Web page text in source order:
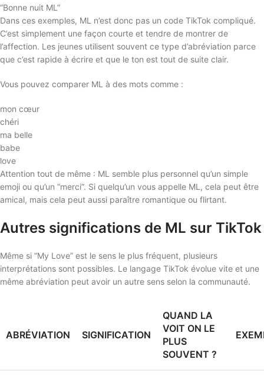
“Bonne nuit ML”
Dans ces exemples, ML n’est donc pas un code TikTok compliqué.
C’est simplement une façon courte et tendre de montrer de
l’affection. Les jeunes utilisent souvent ce type d’abréviation parce
que c’est rapide à écrire et que le ton est tout de suite clair.
Vous pouvez comparer ML à des mots comme :
mon cœur
chéri
ma belle
babe
love
Attention tout de même : ML semble plus personnel qu’un simple
emoji ou qu’un “merci”. Si quelqu’un vous appelle ML, cela peut être
amical, mais cela peut aussi paraître romantique ou flirtant.
Autres significations de ML sur TikTok
Même si “My Love” est le sens le plus fréquent, plusieurs
interprétations sont possibles. Le langage TikTok évolue vite et une
même abréviation peut avoir un autre sens selon la communauté.
ABRÉVIATION SIGNIFICATION
QUAND LA
VOIT ON LE
PLUS
SOUVENT ?